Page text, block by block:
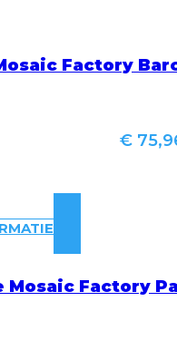
Factory
€
Mosaic Factory